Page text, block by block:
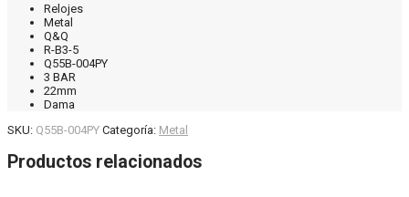
Relojes
Metal
Q&Q
R-B3-5
Q55B-004PY
3 BAR
22mm
Dama
SKU: Q55B-004PY Categoría: Metal
Productos relacionados